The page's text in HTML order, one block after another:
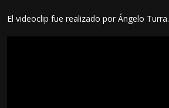
El videoclip fue realizado por Ángelo Turra.